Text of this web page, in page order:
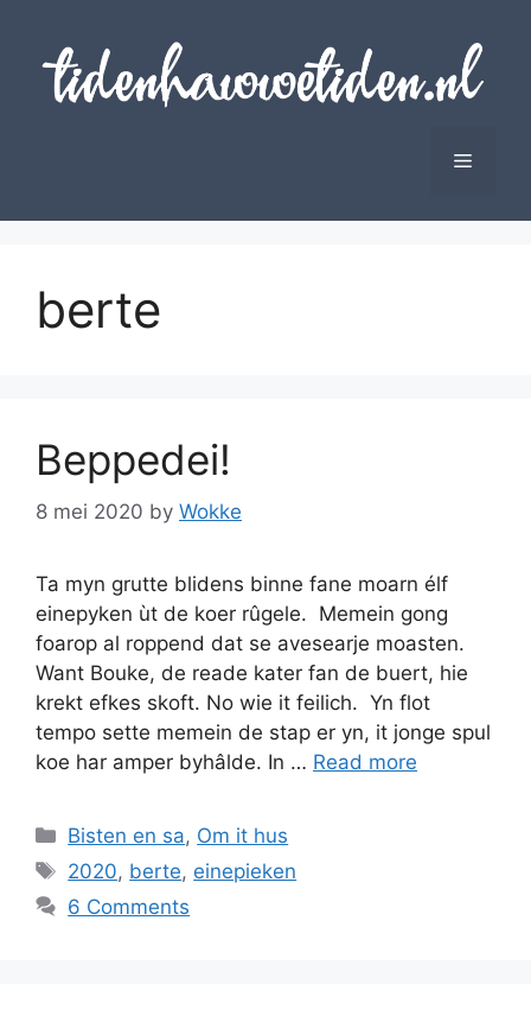
content
Menu
berte
Beppedei!
8 mei 2020 by Wokke
Ta myn grutte blidens binne fane moarn élf
einepyken ùt de koer rûgele. Memein gong
foarop al roppend dat se avesearje moasten.
Want Bouke, de reade kater fan de buert, hie
krekt efkes skoft. No wie it feilich. Yn flot
tempo sette memein de stap er yn, it jonge spul
koe har amper byhâlde. In … Read more
Categories
Bisten en sa, Om it hus
Tags
2020, berte, einepieken
6 Comments